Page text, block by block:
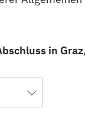
in